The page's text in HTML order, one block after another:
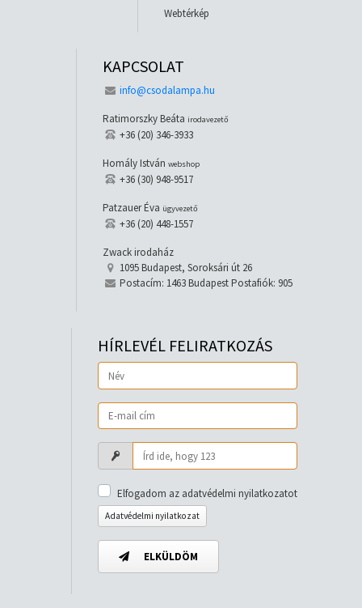
Webtérkép
KAPCSOLAT
info@csodalampa.hu
Ratimorszky Beáta irodavezető
+36 (20) 346-3933
Homály István webshop
+36 (30) 948-9517
Patzauer Éva ügyvezető
+36 (20) 448-1557
Zwack irodaház
1095 Budapest, Soroksári út 26
Postacím: 1463 Budapest Postafiók: 905
HÍRLEVÉL FELIRATKOZÁS
Elfogadom az adatvédelmi nyilatkozatot
Adatvédelmi nyilatkozat
ELKÜLDÖM